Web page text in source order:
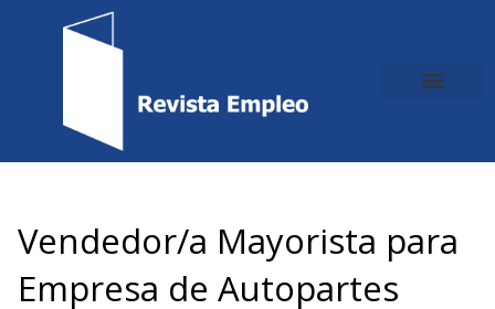
Vendedor/a Mayorista para
Empresa de Autopartes